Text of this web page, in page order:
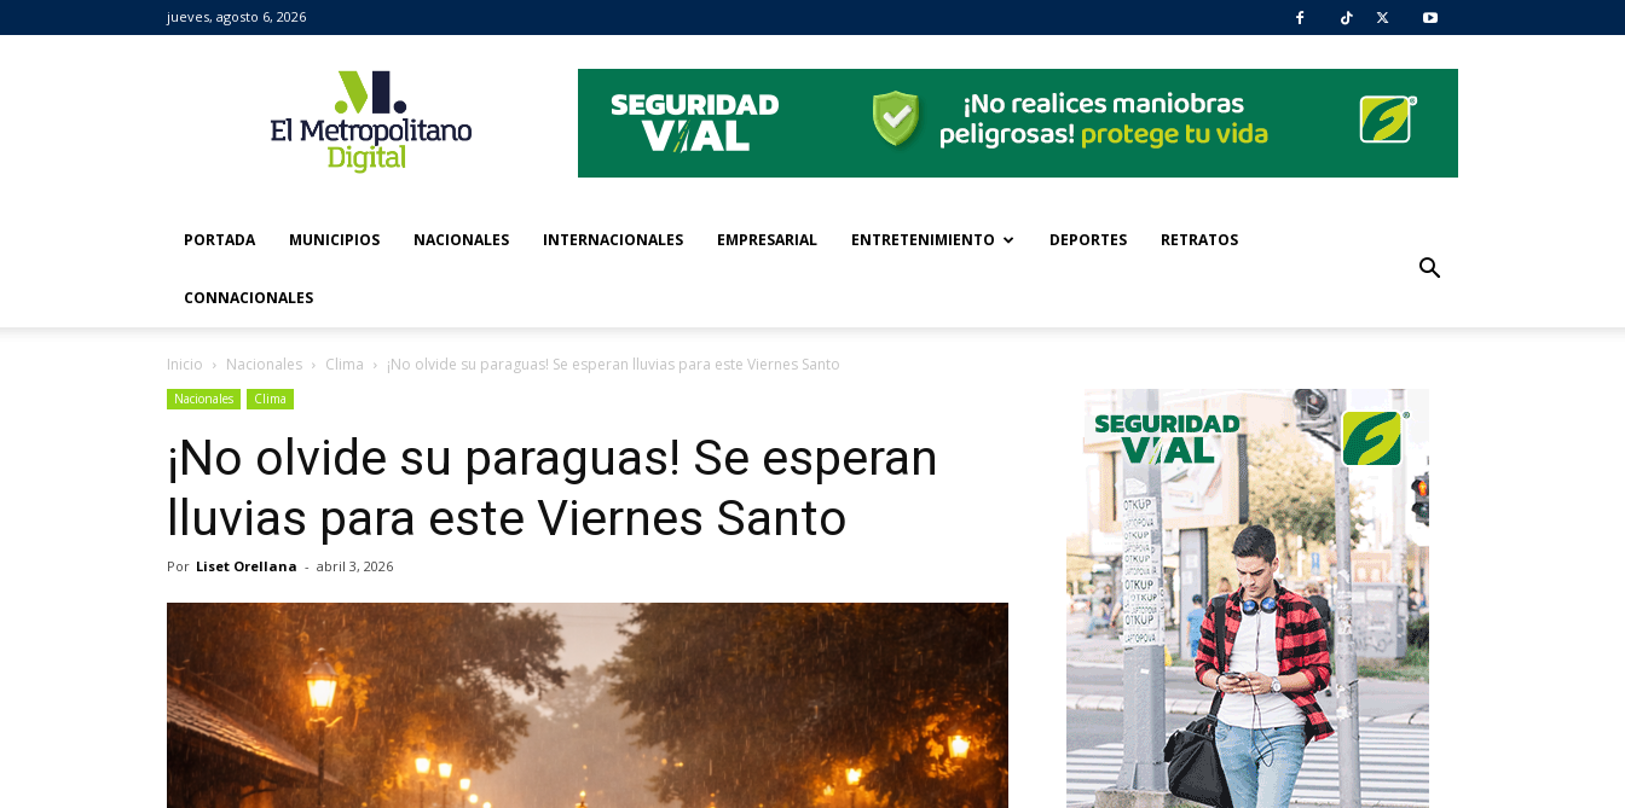
jueves, agosto 6, 2026
Metropolitano
Digital
PORTADA MUNICIPIOS NACIONALES INTERNACIONALES EMPRESARIAL ENTRETENIMIENTO DEPORTES RETRATOS
CONNACIONALES
Inicio Nacionales Clima ¡No olvide su paraguas! Se esperan lluvias para este Viernes Santo
Nacionales Clima
¡No olvide su paraguas! Se esperan
lluvias para este Viernes Santo
Por Liset Orellana - abril 3, 2026